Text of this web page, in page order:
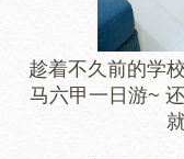
趁着不久前的学
马六甲一日游~